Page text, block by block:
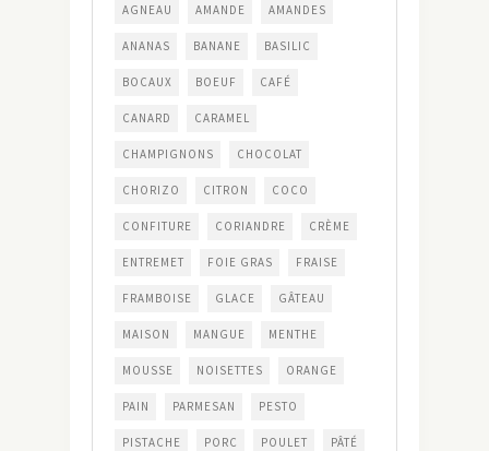
AGNEAU AMANDE AMANDES
ANANAS BANANE BASILIC
BOCAUX BOEUF CAFÉ
CANARD CARAMEL
CHAMPIGNONS CHOCOLAT
CHORIZO CITRON COCO
CONFITURE CORIANDRE CRÈME
ENTREMET FOIE GRAS FRAISE
FRAMBOISE GLACE GÂTEAU
MAISON MANGUE MENTHE
MOUSSE NOISETTES ORANGE
PAIN PARMESAN PESTO
PISTACHE PORC POULET PÂTÉ